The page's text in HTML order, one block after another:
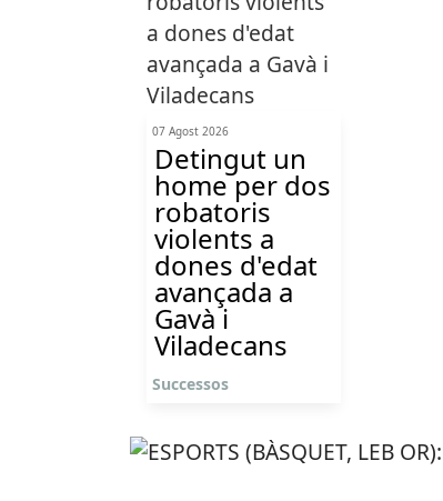
07 Agost 2026
Detingut un
home per dos
robatoris
violents a
dones d'edat
avançada a
Gavà i
Viladecans
Successos